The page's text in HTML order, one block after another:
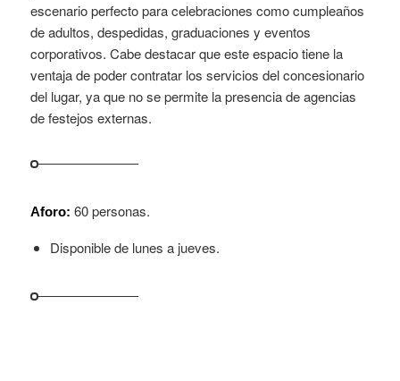
escenario perfecto para celebraciones como cumpleaños
de adultos, despedidas, graduaciones y eventos
corporativos. Cabe destacar que este espacio tiene la
ventaja de poder contratar los servicios del concesionario
del lugar, ya que no se permite la presencia de agencias
de festejos externas.
Aforo: 60 personas.
Disponible de lunes a jueves.